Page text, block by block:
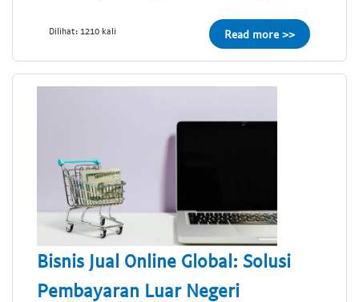
Dilihat: 1210 kali Read more >>
Bisnis Jual Online Global: Solusi
Pembayaran Luar Negeri